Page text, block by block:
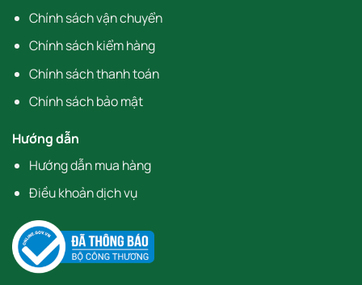
Chính sách vận chuyển
Chính sách kiểm hàng
Chính sách thanh toán
Chính sách bảo mật
Hướng dẫn
Hướng dẫn mua hàng
Điều khoản dịch vụ